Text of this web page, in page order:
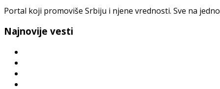
Portal koji promoviše Srbiju i njene vrednosti. Sve na
Najnovije vesti